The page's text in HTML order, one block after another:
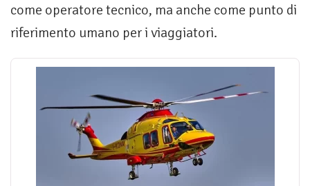
come operatore tecnico, ma anche come punto di
riferimento umano per i viaggiatori.